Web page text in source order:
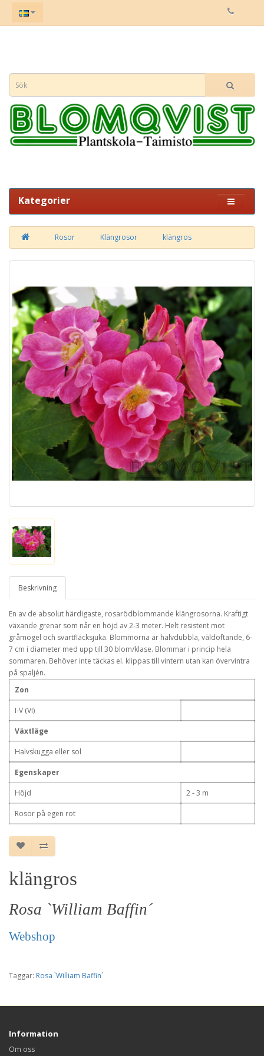
Kategorier
Rosor Klängrosor klängros
Beskrivning
En av de absolut härdigaste, rosarödblommande klängrosorna. Kraftigt
växande grenar som når en höjd av 2-3 meter. Helt resistent mot
gråmögel och svartfläcksjuka. Blommorna är halvdubbla, väldoftande, 6-
7 cm i diameter med upp till 30 blom/klase. Blommar i princip hela
sommaren. Behöver inte täckas el. klippas till vintern utan kan övervintra
på spaljén.
Zon
I-V (VI)
Växtläge
Halvskugga eller sol
Egenskaper
Höjd 2 - 3 m
Rosor på egen rot
klängros
Rosa `William Baffin´
Webshop
Taggar: Rosa `William Baffin´
Information
Om oss